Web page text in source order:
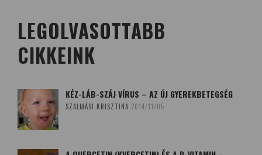
LEGOLVASOTTABB
CIKKEINK
KÉZ-LÁB-SZÁJ VÍRUS – AZ ÚJ GYEREKBETEGSÉG
SZALMÁSI KRISZTINA 2014/11/05